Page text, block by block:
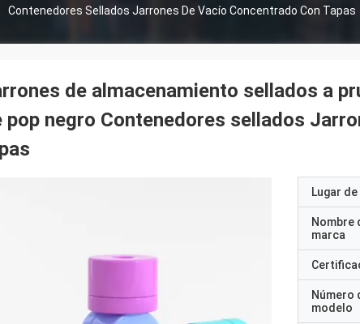
Contenedores Sellados Jarrones De Vacío Concentrado Con Tapas
de almacenamiento sellados a
pop negro Contenedores sellados
Lugar
Nombre
marca
Número
modelo